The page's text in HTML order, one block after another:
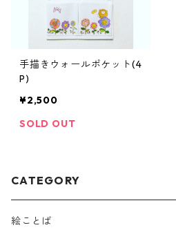
手描きウォールポケット(4
P)
¥2,500
SOLD OUT
CATEGORY
絵ことば